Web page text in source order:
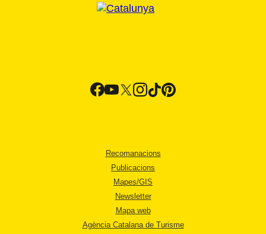
Recomanacions
Publicacions
Mapes/GIS
Newsletter
Mapa web
Agència Catalana de Turisme